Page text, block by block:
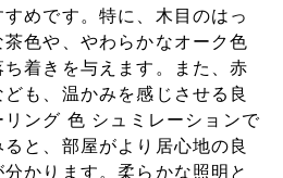
めです。特に、木目のはっ
色や、やわらかなオーク色
着きを与えます。また、赤
も、温かみを感じさせる良
ング 色 シュミレーションで
と、部屋がより居心地の良
かります。柔らかな照明と